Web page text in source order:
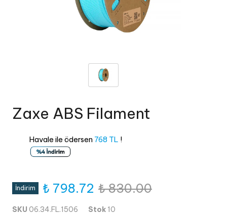
Zaxe ABS Filament
Havale ile ödersen 768 TL !
İndirim ₺ 798.72 ₺ 830.00
SKU 06.34.FL.1506 Stok 10